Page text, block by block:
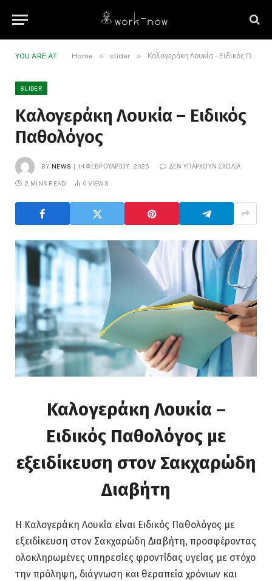
YOU ARE AT: Home » slider » Καλογεράκη Λουκία – Ειδικός Παθολόγος
SLIDER
Καλογεράκη Λουκία – Ειδικός
Παθολόγος
BY NEWS 14 ΦΕΒΡΟΥΑΡΊΟΥ, 2025 ΔΕΝ ΥΠΆΡΧΟΥΝ ΣΧΌΛΙΑ
2 MINS READ 0 VIEWS
Καλογεράκη Λουκία –
Ειδικός Παθολόγος με
εξειδίκευση στον Σακχαρώδη
Διαβήτη
Η Καλογεράκη Λουκία είναι Ειδικός Παθολόγος με
εξειδίκευση στον Σακχαρώδη Διαβήτη, προσφέροντας
ολοκληρωμένες υπηρεσίες φροντίδας υγείας με στόχο
την πρόληψη, διάγνωση και θεραπεία χρόνιων και